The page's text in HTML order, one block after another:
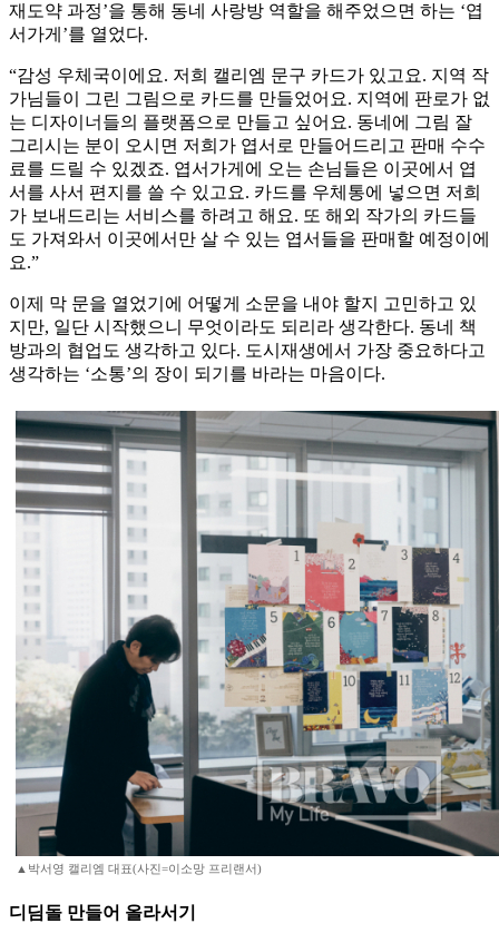
재도약 과정’을 통해 동네 사랑방 역할을 해주었으면 하는 ‘엽
서가게’를 열었다.
“감성 우체국이에요. 저희 캘리엠 문구 카드가 있고요. 지역 작
가님들이 그린 그림으로 카드를 만들었어요. 지역에 판로가 없
는 디자이너들의 플랫폼으로 만들고 싶어요. 동네에 그림 잘
그리시는 분이 오시면 저희가 엽서로 만들어드리고 판매 수수
료를 드릴 수 있겠죠. 엽서가게에 오는 손님들은 이곳에서 엽
서를 사서 편지를 쓸 수 있고요. 카드를 우체통에 넣으면 저희
가 보내드리는 서비스를 하려고 해요. 또 해외 작가의 카드들
도 가져와서 이곳에서만 살 수 있는 엽서들을 판매할 예정이에
요.”
이제 막 문을 열었기에 어떻게 소문을 내야 할지 고민하고 있
지만, 일단 시작했으니 무엇이라도 되리라 생각한다. 동네 책
방과의 협업도 생각하고 있다. 도시재생에서 가장 중요하다고
생각하는 ‘소통’의 장이 되기를 바라는 마음이다.
▲박서영 캘리엠 대표(사진=이소망 프리랜서)
디딤돌 만들어 올라서기